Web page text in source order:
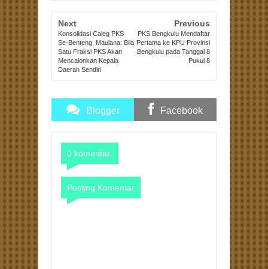
Next
Konsolidasi Caleg PKS
Se-Benteng, Maulana: Bila
Satu Fraksi PKS Akan
Mencalonkan Kepala
Daerah Sendiri
Previous
PKS Bengkulu Mendaftar
Pertama ke KPU Provinsi
Bengkulu pada Tanggal 8
Pukul 8
Blogger Facebook
0 komentar:
Posting Komentar